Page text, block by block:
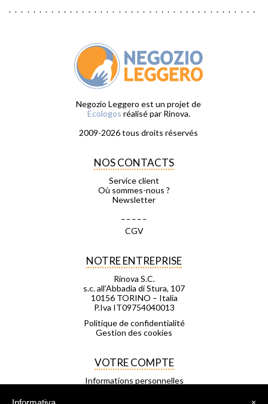
Negozio Leggero est un projet de
Ecologos réalisé par Rinova.
2009-2026 tous droits réservés
NOS CONTACTS
Service client
Où sommes-nous ?
Newsletter
CGV
NOTRE ENTREPRISE
Rinova S.C.
s.c. all’Abbadia di Stura, 107
10156 TORINO – Italia
P.Iva IT09754040013
Politique de confidentialité
Gestion des cookies
VOTRE COMPTE
Informations personnelles